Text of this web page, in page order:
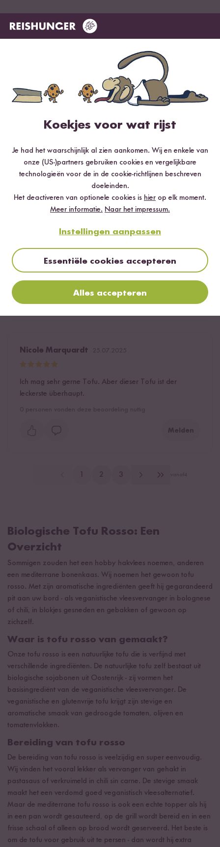
Meest nuttigNieuwste Hoogste rating
Geverifieerde aankoop
Hätte nicht gedacht, dass es derart gut als Fleischersatz
der Sauce, so dass sich eine ähnliche Konsistenz ergibt.
persoon vond deze beoordeling nuttig
Melden
20.06.2023
Umwerfend gut
Nicole Marquardt
Ich mag sehr gerne Tofu. Aber dieser Tofu ist der
leckerste überhaupt.
Melden
2 3
Biologische Tofu Rosso: Een
Overzicht
Sommigen zouden het een hobby hakvlees noemen, anderen
een mediterrane bonenkaas. Wij noemen het gewoon tofu
rosso. Met zijn aromatische ingrediënten geeft hij gegarandeerd
pit aan uw bord - als veganistische vleesvervanger in bolognese
of chili, in blokjes gesneden en gebakken of gewoon op
zichzelf.
Waar is tofu rosso van gemaakt?
Onze tofu rosso is een natuurlijke tofu die is verfijnd met
verschillende ingrediënten. De natuurlijke tofu zelf bestaat uit
biologische sojabonen uit Oostenrijk - zij vormen het
basisingrediënt van de veganistische vleesvervanger. De
veganistische en glutenvrije tofu krijgt zijn stevige en
aromatische smaak van gedroogde tomaten, olijven en
tomatenvlokken.
Bereiding van tofu rosso
De bereiding van tofu rosso is veelzijdig en super eenvoudig.
Wij vinden het vooral lekker als vervanger van gehakt in
pastasaus of verkruimeld in chili sin carne. De stevige smaak
maakt het een verdomd goed veganistisch vleesalternatief.
Maar de mediterrane tofu rosso is ook een echte topper als hij
in een pan wordt gesauteerd, op de grill wordt bereid en in een
frisse schaal of alleen op brood wordt geserveerd. Het beste is
om de tofu voor gebruik uit te persen - dan wordt hij extra
Koekjes voor wat rijst
Je had het waarschijnlijk al zien aankomen. Wij en enkele van
onze (US-)partners gebruiken cookies en vergelijkbare
technologieën voor de in de cookie-richtlijnen beschreven
doeleinden.
Het deactiveren van optionele cookies is hier op elk moment.
Meer informatie. Naar het impressum.
Instellingen aanpassen
Essentiële cookies accepteren
Alles accepteren